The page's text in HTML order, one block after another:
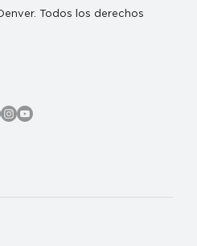
Todos los derechos